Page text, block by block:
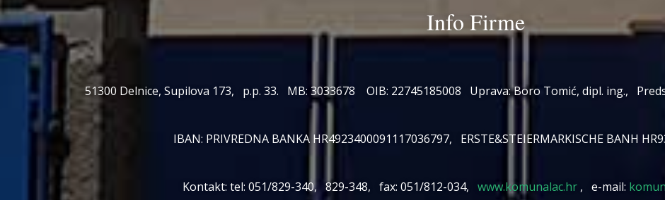
Info Firme
51300 Delnice, Supilova 173, p.p. 33. MB: 3033678 OIB: 22745185008 Uprava: Boro Tomić, dipl. ing.,
IBAN: PRIVREDNA BANKA HR4923400091117036797, ERSTE&STEIERMARKISCHE BANH
Kontakt: tel: 051/829-340, 829-348, fax: 051/812-034, www.komunalac.hr, e-mail: